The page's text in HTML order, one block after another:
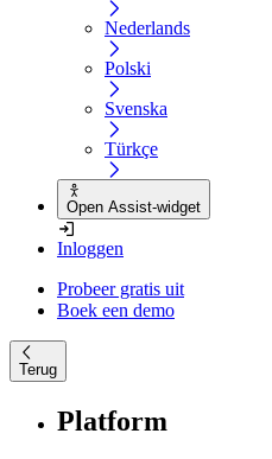
Nederlands
Polski
Svenska
Türkçe
Open Assist-widget
Inloggen
Probeer gratis uit
Boek een demo
Terug
Platform